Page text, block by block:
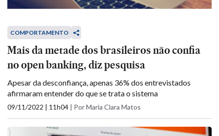
COMPORTAMENTO
Mais da metade dos brasileiros não confia
no open banking, diz pesquisa
Apesar da desconfiança, apenas 36% dos entrevistados
afirmaram entender do que se trata o sistema
09/11/2022 | 11h04 | Por Maria Clara Matos